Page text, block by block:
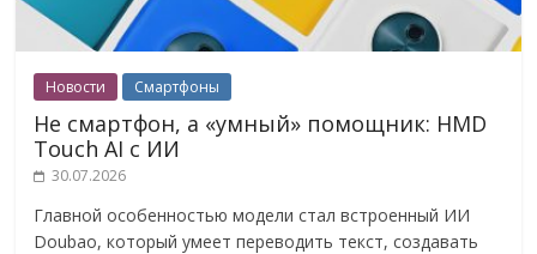
Новости Смартфоны
Не смартфон, а «умный» помощник: HMD
Touch AI с ИИ
30.07.2026
Главной особенностью модели стал встроенный ИИ
Doubao, который умеет переводить текст, создавать